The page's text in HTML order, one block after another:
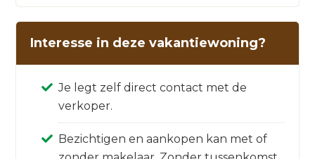
Interesse in deze vakantiewoning?
Je legt zelf direct contact met de
verkoper.
Bezichtigen en aankopen kan met of